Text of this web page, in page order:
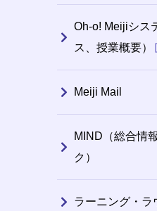
Oh-o! Meijiシス
ス、授業概要）
Meiji Mail
MIND（総合情
ク）
ラーニング・ラ